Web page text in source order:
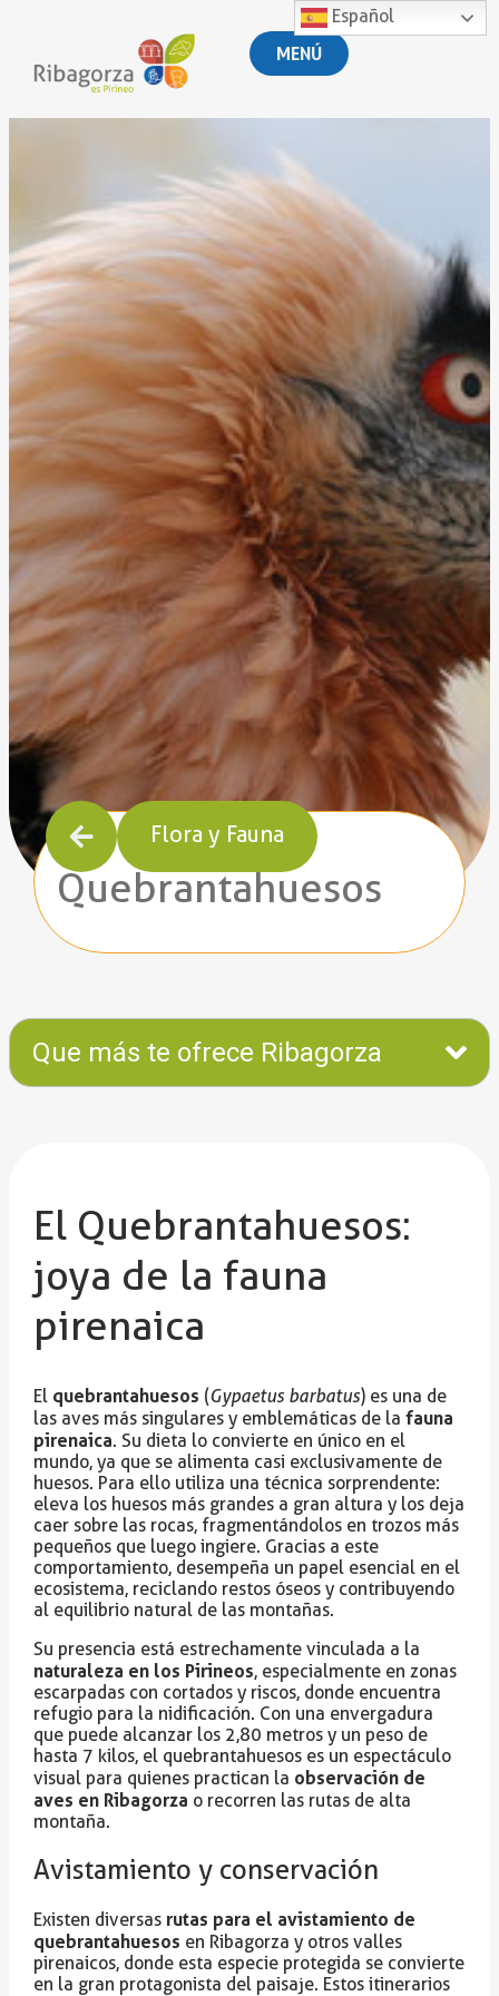
MENÚ
Quebrantahuesos
Flora y Fauna
Que más te ofrece Ribagorza
El Quebrantahuesos:
joya de la fauna
pirenaica
El quebrantahuesos (Gypaetus barbatus) es una de
las aves más singulares y emblemáticas de la fauna
pirenaica. Su dieta lo convierte en único en el
mundo, ya que se alimenta casi exclusivamente de
huesos. Para ello utiliza una técnica sorprendente:
eleva los huesos más grandes a gran altura y los deja
caer sobre las rocas, fragmentándolos en trozos más
pequeños que luego ingiere. Gracias a este
comportamiento, desempeña un papel esencial en el
ecosistema, reciclando restos óseos y contribuyendo
al equilibrio natural de las montañas.
Su presencia está estrechamente vinculada a la
naturaleza en los Pirineos, especialmente en zonas
escarpadas con cortados y riscos, donde encuentra
refugio para la nidificación. Con una envergadura
que puede alcanzar los 2,80 metros y un peso de
hasta 7 kilos, el quebrantahuesos es un espectáculo
visual para quienes practican la observación de
aves en Ribagorza o recorren las rutas de alta
montaña.
Avistamiento y conservación
Existen diversas rutas para el avistamiento de
quebrantahuesos en Ribagorza y otros valles
pirenaicos, donde esta especie protegida se convierte
en la gran protagonista del paisaje. Estos itinerarios
Español